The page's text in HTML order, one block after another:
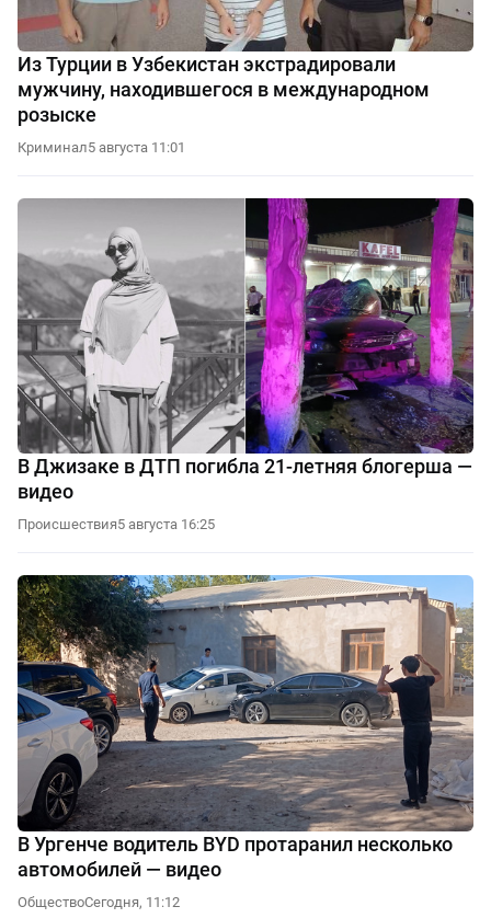
Из Турции в Узбекистан экстрадировали
мужчину, находившегося в международном
розыске
Криминал5 августа 11:01
В Джизаке в ДТП погибла 21-летняя блогерша —
видео
Происшествия5 августа 16:25
В Ургенче водитель BYD протаранил несколько
автомобилей — видео
ОбществоСегодня, 11:12